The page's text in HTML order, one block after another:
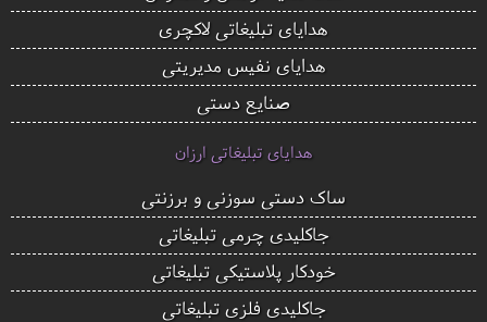
هدایای تبلیغاتی لاکچری
هدایای نفیس مدیریتی
صنایع دستی
هدایای تبلیغاتی ارزان
ساک دستی سوزنی و برزنتی
جاکلیدی چرمی تبلیغاتی
خودکار پلاستیکی تبلیغاتی
جاکلیدی فلزی تبلیغاتی